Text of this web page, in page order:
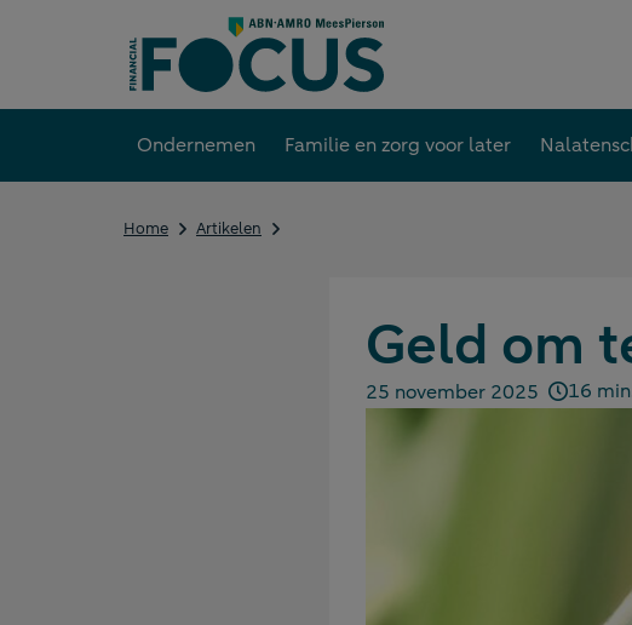
Ondernemen Familie en zorg voor later
Home Artikelen
Geld om
Gepubliceerd op:
25 november 2025 16